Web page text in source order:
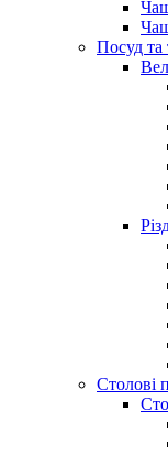
Посуд та
Столові